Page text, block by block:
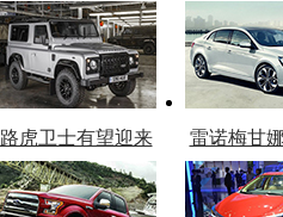
路虎卫士有望迎来
复产
雷诺梅甘
官